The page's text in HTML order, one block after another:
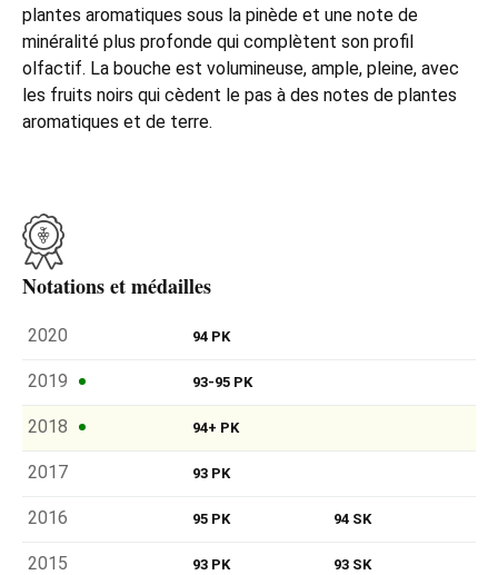
plantes aromatiques sous la pinède et une note de
minéralité plus profonde qui complètent son profil
olfactif. La bouche est volumineuse, ample, pleine, avec
les fruits noirs qui cèdent le pas à des notes de plantes
aromatiques et de terre.
Notations et médailles
2020 94 PK
2019 93-95 PK
2018 94+ PK
2017 93 PK
2016 95 PK 94 SK
2015 93 PK 93 SK